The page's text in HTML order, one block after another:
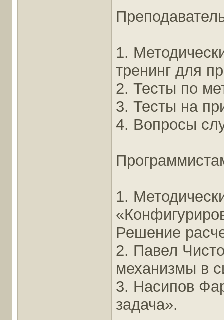
1.
тренинг для
2. Тесты по
3. Тесты на
4. Вопросы
1.
Решение
2. Павел
механизмы в
3. Насипов
задача».